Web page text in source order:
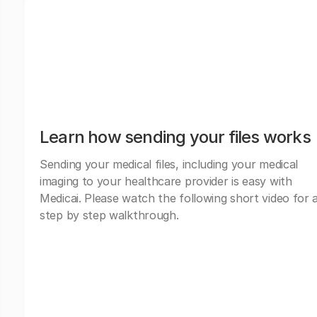
Learn how sending your files works
Sending your medical files, including your medical
imaging to your healthcare provider is easy with
Medicai. Please watch the following short video for
step by step walkthrough.